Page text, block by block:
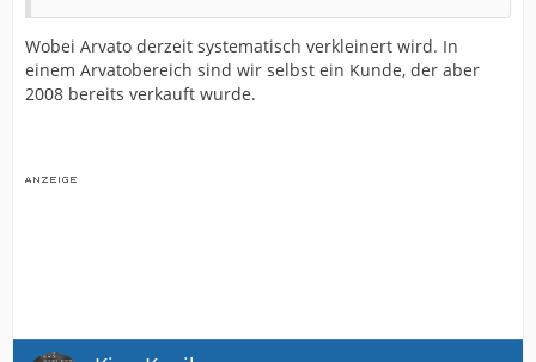
Wobei Arvato derzeit systematisch verkleinert wird. In
einem Arvatobereich sind wir selbst ein Kunde, der aber
2008 bereits verkauft wurde.